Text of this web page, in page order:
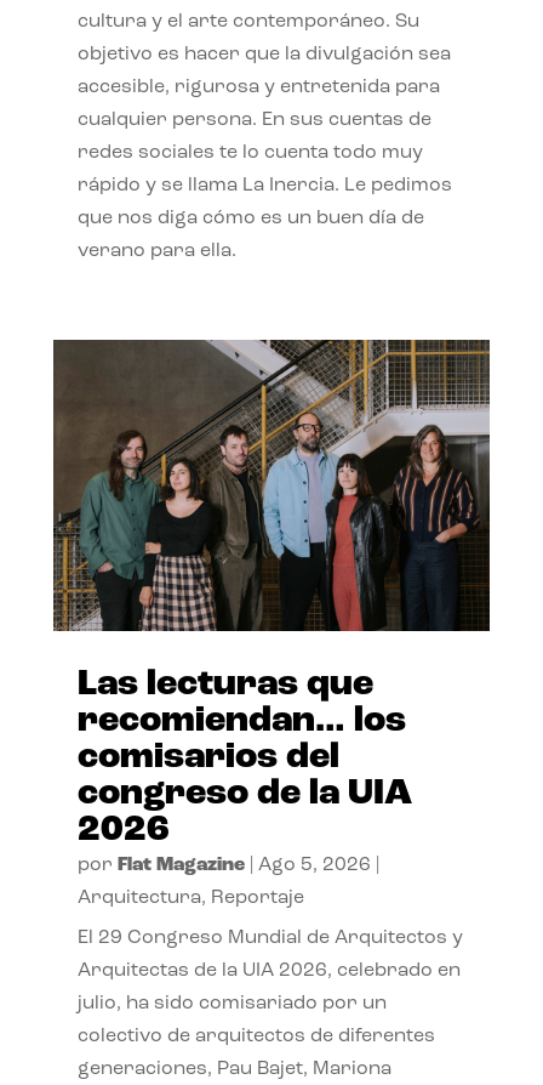
cultura y el arte contemporáneo. Su
objetivo es hacer que la divulgación sea
accesible, rigurosa y entretenida para
cualquier persona. En sus cuentas de
redes sociales te lo cuenta todo muy
rápido y se llama La Inercia. Le pedimos
que nos diga cómo es un buen día de
verano para ella.
Las lecturas que
recomiendan… los
comisarios del
congreso de la UIA
2026
por Flat Magazine| Ago 5, 2026
Arquitectura, Reportaje
El 29 Congreso Mundial de Arquitectos y
Arquitectas de la UIA 2026, celebrado en
julio, ha sido comisariado por un
colectivo de arquitectos de diferentes
generaciones, Pau Bajet, Mariona